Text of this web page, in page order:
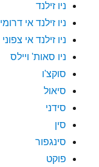
ניו זילנד
ניו זילנד אי דרומי
ניו זילנד אי צפוני
ניו סאות' ויילס
סוקצ'ו
סיאול
סידני
סין
סינגפור
פוקט